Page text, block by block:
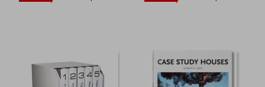
45%
$ 33.22
45%
dcto.